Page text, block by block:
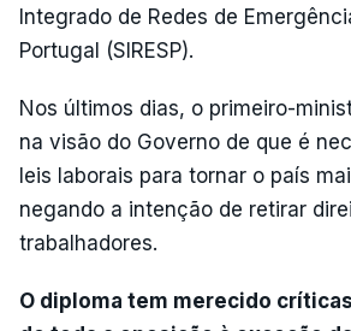
Integrado de Redes de
Portugal (SIRESP).
Nos últimos dias, o primeiro-
na visão do Governo de que é
leis laborais para tornar o país
negando a intenção de retirar
trabalhadores.
O diploma tem merecido